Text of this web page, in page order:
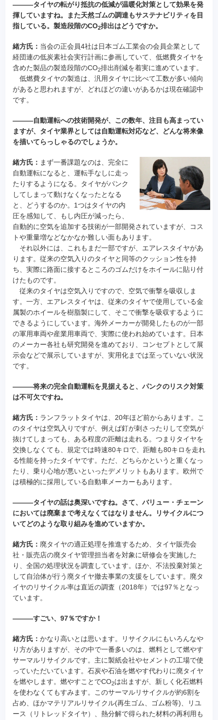
―――タイヤの転がり抵抗の低減が温暖化対策として効果を発
揮していますね。また天然ゴムの調達もサステナビリティを目
指している。製造段階のCO2排出はどうですか。
緒方氏： 当会の正会員4社は日本ゴム工業会の会員企業として
経団連の低炭素社会実行計画に参画していて、低燃費タイヤを
含めた製品の製造段階のCO2排出削減を着実に進めています。
低燃費タイヤの製造は、汎用タイヤに比べて工数が多い傾向
があると思われますが、どれほどの違いがあるかは現在確認中
です。
―――自動運転への技術開発が、この数年、注目も高まってい
ますが、タイヤ業界としては自動運転対応など、どんな将来像
を描いてらっしゃるのでしょうか。
緒方氏： まず一番課題なのは、完全に
自動運転になると、運転手なしに走っ
たりするようになる。タイヤがパンク
してしまって動けなくなったとなる
と、どうするのか。1つはタイヤの内
圧を感知して、もし内圧が減ったら、
自動的に空気を追加する技術が一部開発されていますが、コス
トや重量増などなかなか難しい面もあります。
それ以外には、これもまだ一部ですが、エアレスタイヤがあ
ります。従来の空気入りのタイヤと同等のクッション性を持
ち、実際に路面に接するところのゴムだけをホイールに貼り付
けたものです。
従来のタイヤは空気入りですので、空気で衝撃を吸収しま
す。一方、エアレスタイヤは、従来のタイヤで使用している金
属製のホイールを樹脂製にして、そこで衝撃を吸収するように
できるようにしています。海外メーカーが開発したものが一部
の軍用車両や産業用車両で、実際に使われ始めています。日本
のメーカー各社も研究開発を進めており、コンセプトとして展
示会などで展示していますが、実用化までは至っていない状況
です。
―――将来の完全自動運転を見据えると、パンクのリスク対策
は不可欠ですね。
緒方氏： ランフラットタイヤは、20年ほど前からあります。こ
のタイヤは空気入りですが、例えば釘が刺さったりして空気が
抜けてしまっても、ある程度の距離は走れる。つまりタイヤを
交換しなくても、規定では時速80キロで、距離も80キロを走れ
る性能を持ったタイヤです。ただ、どちらかというと重くなっ
たり、乗り心地が悪いといったデメリットもあります。欧州で
は積極的に採用している自動車メーカーもあります。
―――タイヤの話は奥深いですね。さて、バリュー・チェーン
においては廃棄まで考えなくてはなりません。リサイクルにつ
いてどのような取り組みを進めていますか。
緒方氏： 廃タイヤの適正処理を推進するため、タイヤ販売会
社・販売店の廃タイヤ管理担当者を対象に研修会を実施した
り、全国の処理状況を調査しています。ほか、不法投棄対策と
して自治体が行う廃タイヤ撤去事業の支援をしています。廃タ
イヤのリサイクル率は直近の調査（2018年）では97％となっ
ています。
―――すごい、97％ですか！
緒方氏： かなり高いとは思います。リサイクルにもいろんなや
り方がありますが、その中で一番多いのは、燃料として燃やす
サーマルリサイクルです。主に製紙会社やセメントの工場で使
っていただいています。石炭や石油を燃やす代わりに廃タイヤ
を燃やします。燃やすことでCO2は出ますが、新しく化石燃料
を使わなくてもすみます。このサーマルリサイクルが約6割を
占め、ほかマテリアルリサイクル(再生ゴム、ゴム粉等)、リユ
ース（リトレッドタイヤ）、熱分解で得られた材料の再利用も